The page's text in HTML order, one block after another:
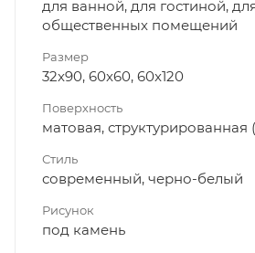
для ванной, для гостиной,
общественных помещений
Размер
32x90, 60x60, 60x120
Поверхность
матовая, структурированная
Стиль
современный, черно-белый
Рисунок
под камень